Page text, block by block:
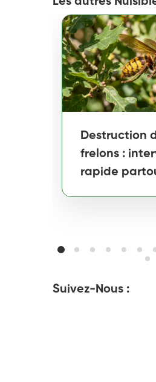
Destruction
frelons :
rapide
Suivez-Nous :